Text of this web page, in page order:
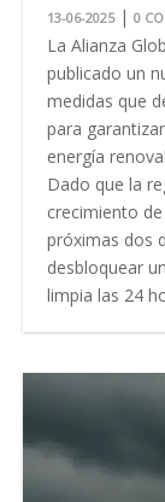
13-06-2025|0
La Alianza
publicado un
medidas que
para
energía
Dado que la
crecimiento
próximas dos
desbloquear
limpia las 24